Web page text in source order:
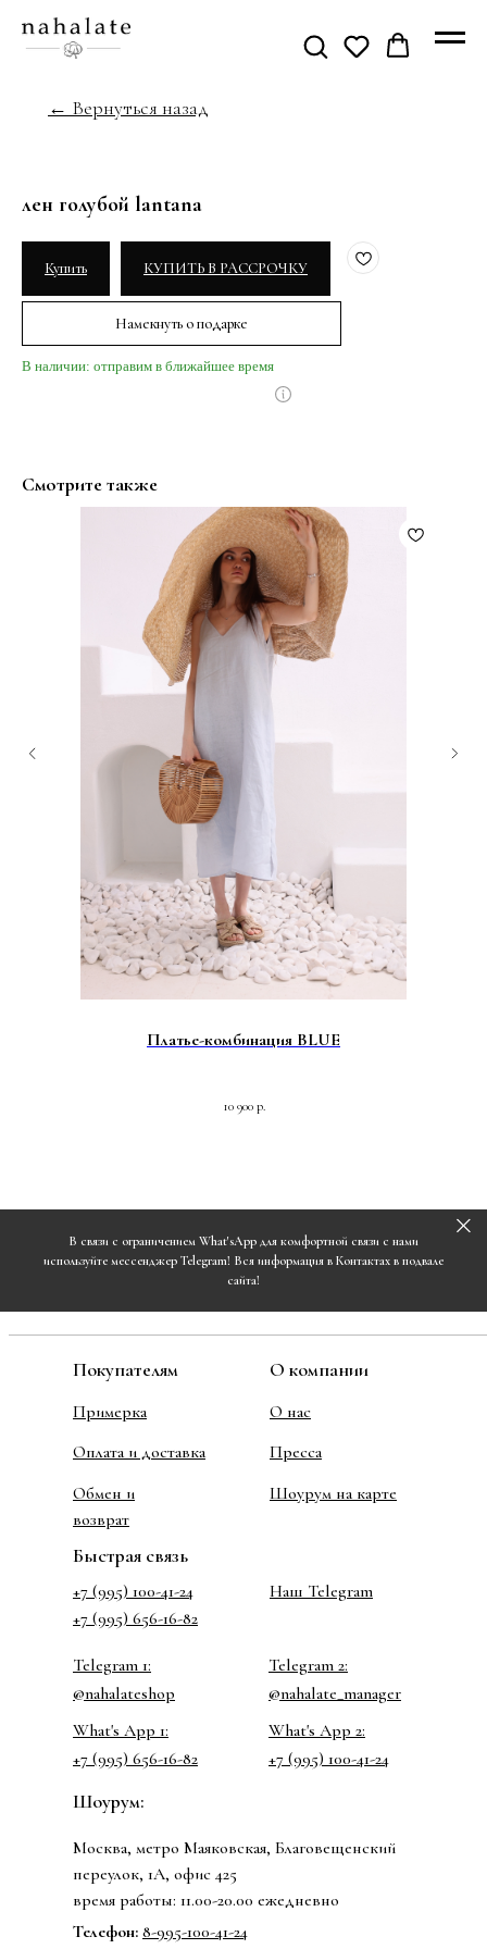
← Вернуться назад
лен голубой lantana
Купить КУПИТЬ В РАССРОЧКУ
Намекнуть о подарке
В наличии: отправим в ближайшее время
Смотрите также
Платье-комбинация BLUE
10 900 р.
В связи с ограничением What'sApp для комфортной связи с нами
используйте мессенджер Telegram! Вся информация в Контактах в подвале
сайта!
Примерка
О нас
Оплата и доставка
Обмен и
возврат
Покупателям О компании
Пресса
Шоурум:
Москва, метро Маяковская, Благовещенский
переулок, 1А, офис 425
время работы: 11.00-20.00 ежедневно
Шоурум на карте
Телефон: 8-995-100-41-24
Быстрая связь
+7 (995) 100-41-24
Telegram 1:
Наш Telegram
@nahalate_manager
Telegram 2:
@nahalateshop
What's App 1:
+7 (995) 100-41-24
What's App 2:
+7 (995) 656-16-82
+7 (995) 656-16-82